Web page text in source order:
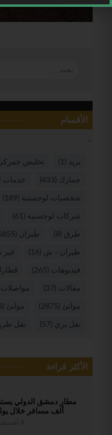
الأقسام
بريد (1) تخليص
جمارك (433) خدمات
شخصيات لوجستية (189)
شركات لوجستية (61)
طرق (8) طيران (6855)
طيران - ش (16)
فيديوهات (265)
مقالات (37) مواصلات
موانئ (2875) موانئ (23)
نقل بري (57) نقل
الأكثر قراءة
ألف مسافر خلال يوليو